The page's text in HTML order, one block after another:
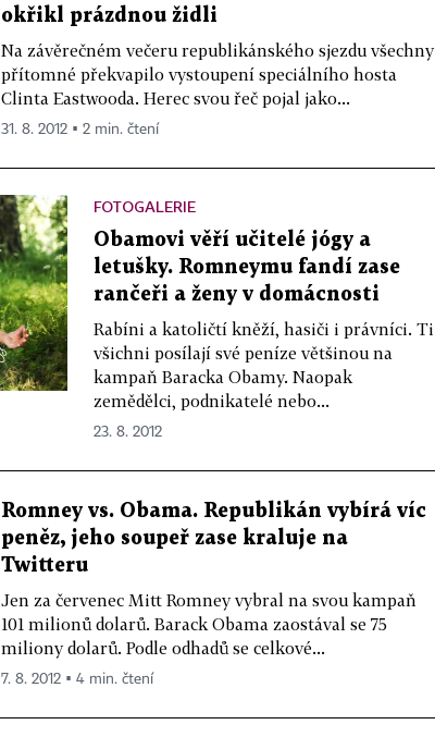
okřikl prázdnou židli
Na závěrečném večeru republikánského sjezdu všechny
přítomné překvapilo vystoupení speciálního hosta
Clinta Eastwooda. Herec svou řeč pojal jako...
31. 8. 2012 ▪ 2 min. čtení
FOTOGALERIE
Obamovi věří učitelé jógy a
letušky. Romneymu fandí zase
rančeři a ženy v domácnosti
Rabíni a katoličtí kněží, hasiči i právníci. Ti
všichni posílají své peníze většinou na
kampaň Baracka Obamy. Naopak
zemědělci, podnikatelé nebo...
23. 8. 2012
Romney vs. Obama. Republikán vybírá víc
peněz, jeho soupeř zase kraluje na
Twitteru
Jen za červenec Mitt Romney vybral na svou kampaň
101 milionů dolarů. Barack Obama zaostával se 75
miliony dolarů. Podle odhadů se celkové...
7. 8. 2012 ▪ 4 min. čtení